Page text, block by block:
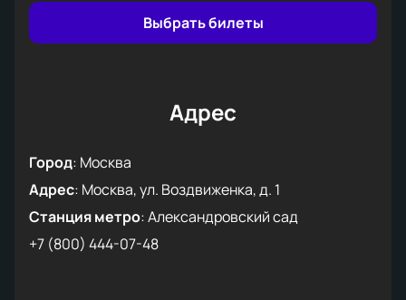
Выбрать билеты
Адрес
Город: Москва
Адрес: Москва, ул. Воздвиженка, д. 1
Станция метро:Александровский сад
+7 (800) 444-07-48